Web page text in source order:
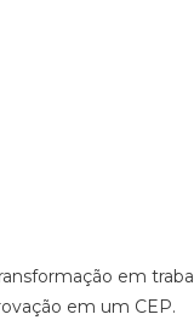
em
em um CEP.